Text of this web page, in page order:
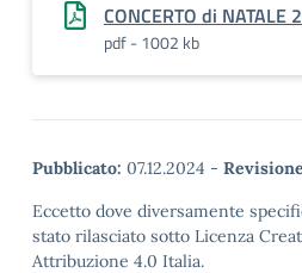
CONCERTO di NATALE
pdf - 1002 kb
Pubblicato: 07.12.2024 -
Eccetto dove diversamente
stato rilasciato sotto Licenza
Attribuzione 4.0 Italia.